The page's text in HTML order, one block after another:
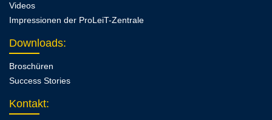
Videos
Impressionen der ProLeiT-Zentrale
Downloads:
Broschüren
Success Stories
Kontakt: